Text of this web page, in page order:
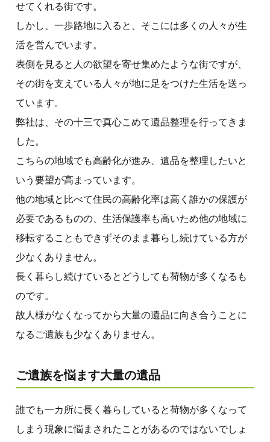
せてくれる街です。
しかし、一歩路地に入ると、そこには多くの人々が生
活を営んでいます。
表側を見ると人の欲望を寄せ集めたような街ですが、
その街を支えている人々が地に足をつけた生活を送っ
ています。
弊社は、その十三で真心こめて遺品整理を行ってきま
した。
こちらの地域でも高齢化が進み、遺品を整理したいと
いう要望が高まっています。
他の地域と比べて住民の高齢化率は高く誰かの保護が
必要であるものの、生活保護率も高いため他の地域に
移転することもできずそのまま暮らし続けている方が
少なくありません。
長く暮らし続けているとどうしても荷物が多くなるも
のです。
故人様がなくなってから大量の遺品に向き合うことに
なるご遺族も少なくありません。
ご遺族を悩ます大量の遺品
誰でも一カ所に長く暮らしていると荷物が多くなって
しまう現象に悩まされたことがあるのではないでしょ